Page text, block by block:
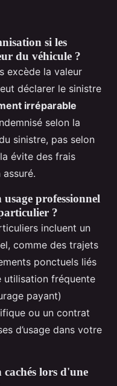
si les
du véhicule ?
excède la valeur
déclarer le sinistre
irréparable
selon la
sinistre, pas selon
évite des frais
professionnel
?
incluent un
comme des trajets
ponctuels liés
utilisation fréquente
payant)
ou un contrat
d’usage dans votre
cachés lors d'une